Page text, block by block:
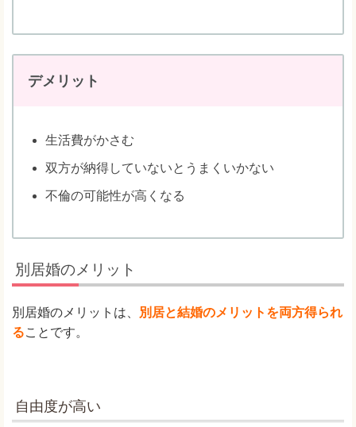
デメリット
生活費がかさむ
双方が納得していないとうまくいかない
不倫の可能性が高くなる
別居婚のメリット
別居婚のメリットは、
別居と結婚のメリットを両方得られ
ることです。
自由度が高い